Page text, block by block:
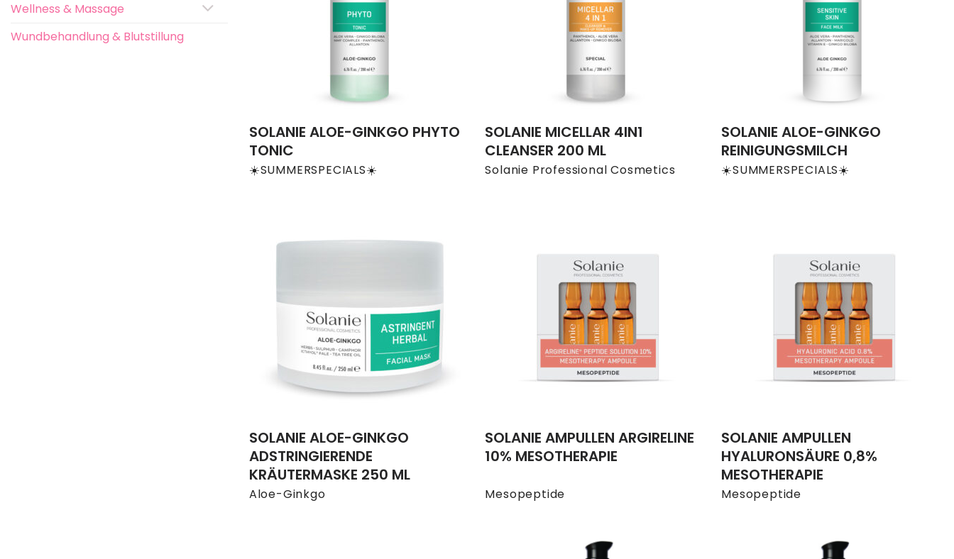
Wellness & Massage
Wundbehandlung & Blutstillung
☀️SUMMERSPECIALS☀️
SOLANIE ALOE-GINKGO PHYTO
TONIC
Solanie Professional Cosmetics
SOLANIE MICELLAR 4IN1
CLEANSER 200 ML
☀️SUMMERSPECIALS☀️
SOLANIE ALOE-GINKGO
REINIGUNGSMILCH
Aloe-Ginkgo
SOLANIE ALOE-GINKGO
ADSTRINGIERENDE
KRÄUTERMASKE 250 ML
Mesopeptide
SOLANIE AMPULLEN ARGIRELINE
10% MESOTHERAPIE
Mesopeptide
SOLANIE AMPULLEN
HYALURONSÄURE 0,8%
MESOTHERAPIE